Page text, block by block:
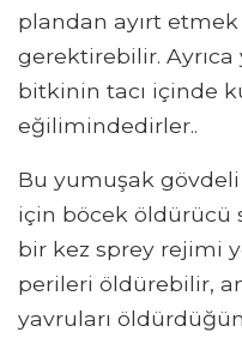
plandan ayırt
gerektirebilir. Ayrıca
bitkinin tacı içinde
eğilimindedirler..
Bu yumuşak gövdeli
için böcek öldürücü
bir kez sprey rejimi
perileri öldürebilir,
yavruları